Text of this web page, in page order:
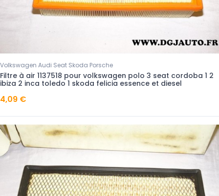
Volkswagen Audi Seat Skoda Porsche
Filtre à air 1137518 pour volkswagen polo 3 seat cordoba 1 2
ibiza 2 inca toledo 1 skoda felicia essence et diesel
4,09 €